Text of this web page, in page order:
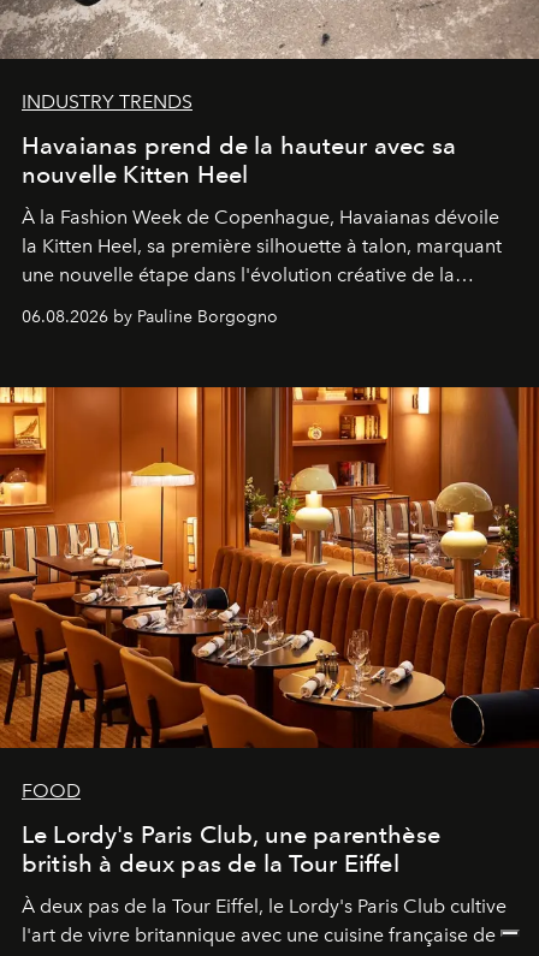
INDUSTRY TRENDS
Havaianas prend de la hauteur avec sa
nouvelle Kitten Heel
À la Fashion Week de Copenhague, Havaianas dévoile
la Kitten Heel, sa première silhouette à talon, marquant
une nouvelle étape dans l'évolution créative de la
06.08.2026 by Pauline Borgogno
FOOD
Le Lordy's Paris Club, une parenthèse
british à deux pas de la Tour Eiffel
À deux pas de la Tour Eiffel, le Lordy's Paris Club cultive
l'art de vivre britannique avec une cuisine française de